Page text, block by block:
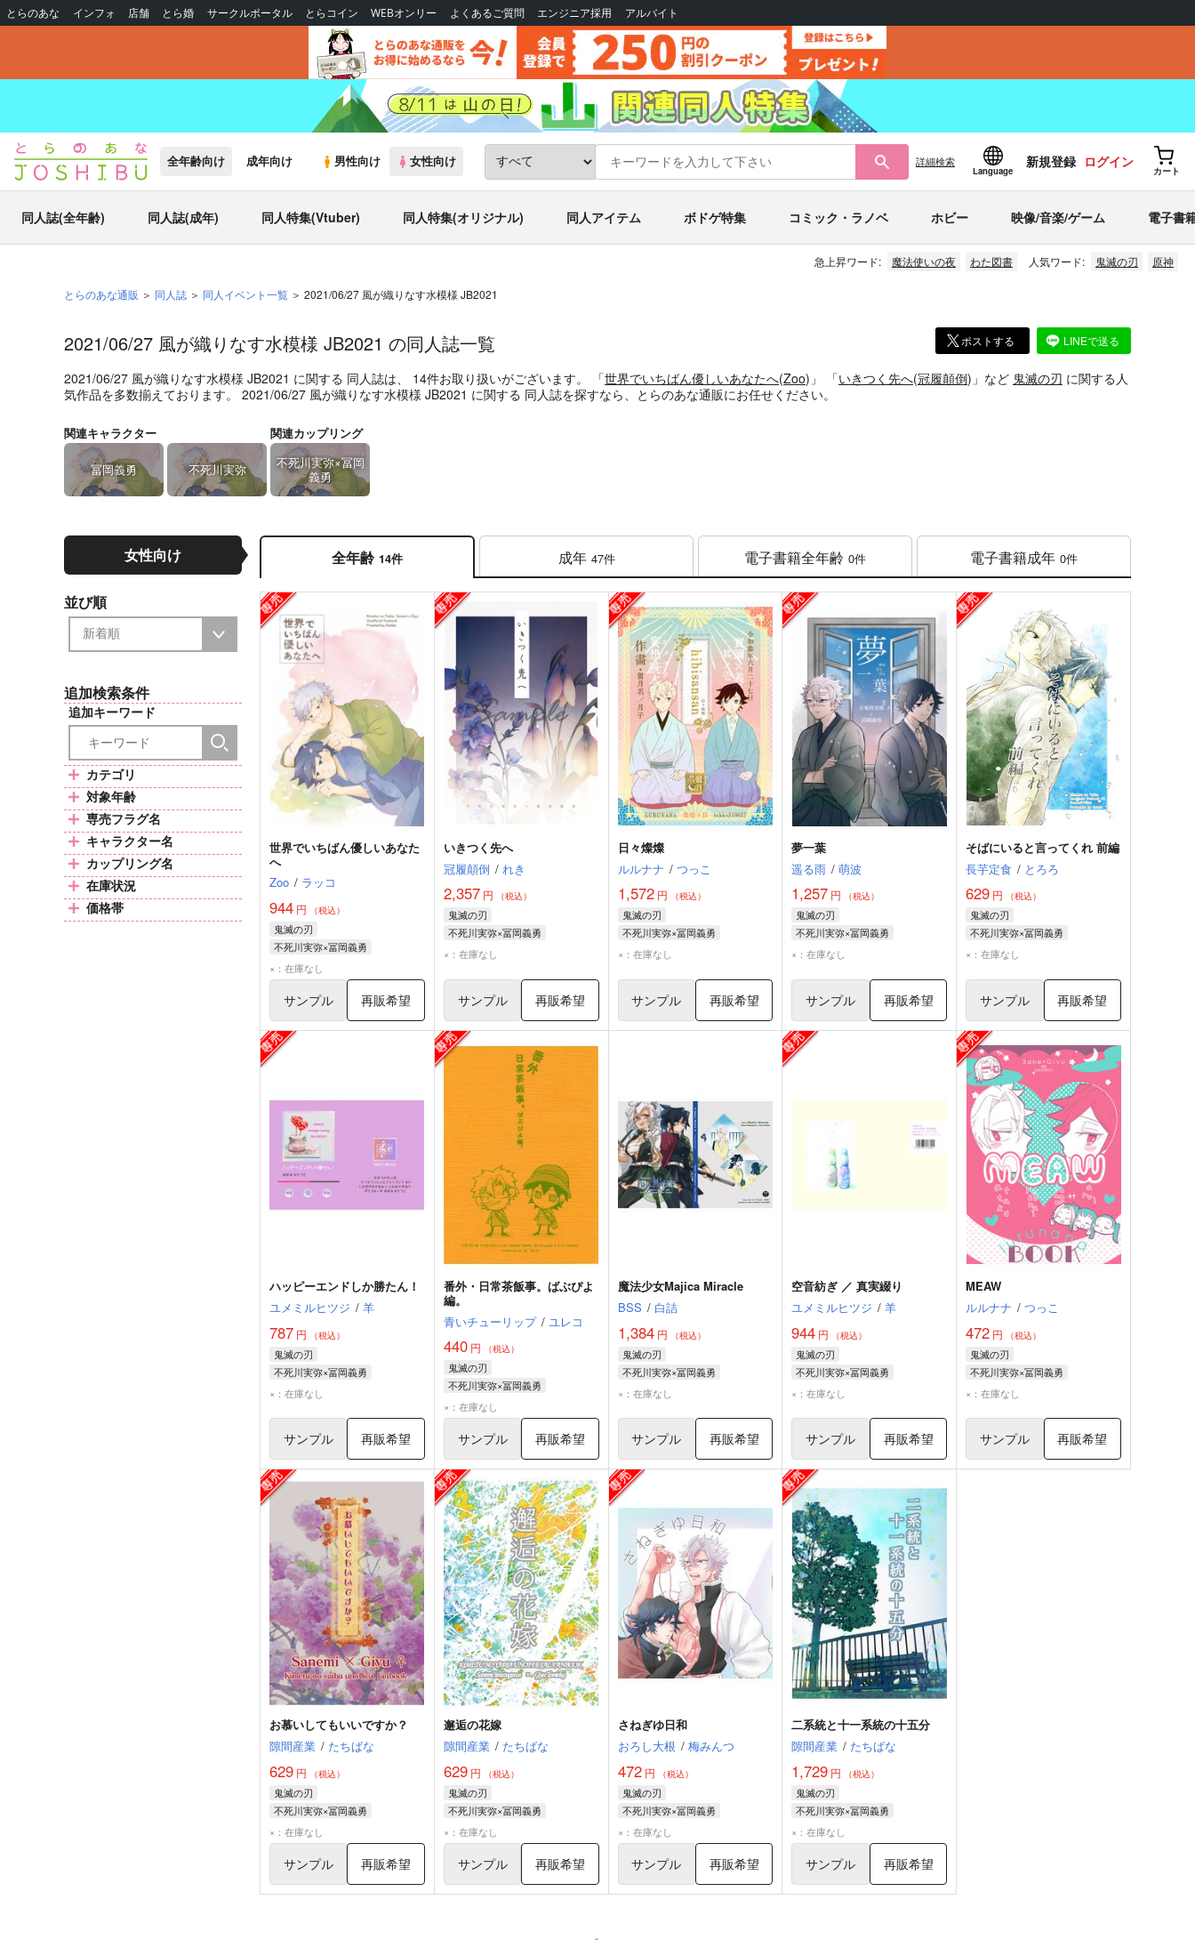
とらのあな インフォ 店舗 とら婚 サークルポータル とらコイン WEBオンリー よくあるご質問 エンジニア採用 アルバイト
全年齢向け 成年向け 男性向け 女性向け 詳細検索
Language
新規登録 ログイン
カート
同人誌(全年齢) 同人誌(成年) 同人特集(Vtuber) 同人特集(オリジナル) 同人アイテム ボドゲ特集 コミック・ラノベ ホビー 映像/音楽/ゲーム 電子書
急上昇ワード: 魔法使いの夜 わた図書 人気ワード: 鬼滅の刃 原神
とらのあな通販 同人誌 同人イベント一覧 2021/06/27 風が織りなす水模様 JB2021
ポストする LINEで送る
2021/06/27 風が織りなす水模様 JB2021 の同人誌一覧
2021/06/27 風が織りなす水模様 JB2021 に関する 同人誌は、 14件お取り扱いがございます。 「世界でいちばん優しいあなたへ(Zoo)」 「いきつく先へ(冠履顛倒)」 など 鬼滅の刃 に関する人
気作品を多数揃えております。 2021/06/27 風が織りなす水模様 JB2021 に関する 同人誌を探すなら、とらのあな通販にお任せください。
関連キャラクター
冨岡義勇 不死川実弥
関連カップリング
不死川実弥×冨岡
義勇
女性向け
並び順
追加検索条件
追加キーワード
カテゴリ
対象年齢
専売フラグ名
キャラクター名
カップリング名
在庫状況
価格帯
全年齢 14件 成年 47件 電子書籍全年齢 0件 電子書籍成年 0件
世界でいちばん優しいあなた
へ
Zoo / ラッコ
944 円 （税込）
鬼滅の刃
不死川実弥×冨岡義勇
冨岡義勇
×：在庫なし
サンプル 再販希望
いきつく先へ
冠履顛倒 / れき
2,357円 （税込）
鬼滅の刃
不死川実弥×冨岡義勇
不死川実弥
×：在庫なし
サンプル 再販希望
日々燦燦
ルルナナ / つっこ
1,572円 （税込）
鬼滅の刃
不死川実弥×冨岡義勇
不死川実弥
×：在庫なし
サンプル 再販希望
夢一葉
遥る雨 / 萌波
1,257 円 （税込）
鬼滅の刃
不死川実弥×冨岡義勇
不死川実弥
×：在庫なし
サンプル 再販希望
そばにいると言ってくれ 前編
長芋定食 / とろろ
629 円 （税込）
鬼滅の刃
不死川実弥×冨岡義勇
冨岡義勇
×：在庫なし
サンプル 再販希望
ハッピーエンドしか勝たん！
ユメミルヒツジ / 羊
787 円 （税込）
鬼滅の刃
不死川実弥×冨岡義勇
不死川実弥
×：在庫なし
サンプル 再販希望
番外・日常茶飯事。ばぶぴよ
編。
青いチューリップ / ユレコ
440円 （税込）
鬼滅の刃
不死川実弥×冨岡義勇
不死川実弥
×：在庫なし
サンプル 再販希望
魔法少女Majica Miracle
BSS / 白詰
1,384円 （税込）
鬼滅の刃
不死川実弥×冨岡義勇
不死川実弥
×：在庫なし
サンプル 再販希望
空音紡ぎ ／ 真実綴り
ユメミルヒツジ / 羊
944 円 （税込）
鬼滅の刃
不死川実弥×冨岡義勇
不死川実弥
×：在庫なし
サンプル 再販希望
MEAW
ルルナナ / つっこ
472 円 （税込）
鬼滅の刃
不死川実弥×冨岡義勇
不死川実弥
×：在庫なし
サンプル 再販希望
お慕いしてもいいですか？
隙間産業 / たちばな
629 円 （税込）
鬼滅の刃
不死川実弥×冨岡義勇
不死川実弥
×：在庫なし
サンプル 再販希望
邂逅の花嫁
隙間産業 / たちばな
629円 （税込）
鬼滅の刃
不死川実弥×冨岡義勇
不死川実弥
×：在庫なし
サンプル 再販希望
さねぎゆ日和
おろし大根 / 梅みんつ
472円 （税込）
鬼滅の刃
不死川実弥×冨岡義勇
不死川実弥
×：在庫なし
サンプル 再販希望
二系統と十一系統の十五分
隙間産業 / たちばな
1,729 円 （税込）
鬼滅の刃
不死川実弥×冨岡義勇
不死川実弥
×：在庫なし
サンプル 再販希望